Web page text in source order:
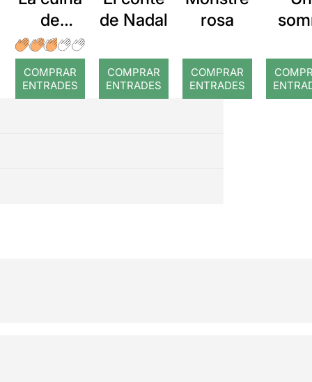
de
Rossini
COMPRAR
ENTRADES
de Nadal
COMPRAR
ENTRADES
rosa
COMPRAR
ENTRADES